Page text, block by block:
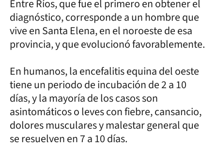
Entre Ríos, que fue el primero en obtener el
diagnóstico, corresponde a un hombre que
vive en Santa Elena, en el noroeste de esa
provincia, y que evolucionó favorablemente.
En humanos, la encefalitis equina del oeste
tiene un periodo de incubación de 2 a 10
días, y la mayoría de los casos son
asintomáticos o leves con fiebre, cansancio,
dolores musculares y malestar general que
se resuelven en 7 a 10 días.